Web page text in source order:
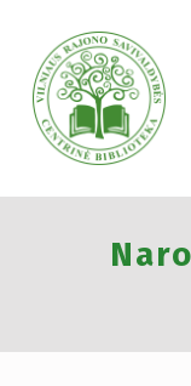
VILNIAUS RAJONO SAVIVALDYBĖS CENTRINĖ BIBLIOTEKA
VILNIAUS RAJONO SAVIVALDYBĖS CENTRINĖ BIBLIOTEKA KVIEČIA VISUS PRISIJUNGTI PRIE VISUOTINĖS PILIETINĖS INICIATYVOS „ATMINTIS GYVA, NES LIUDIJA“ IR UŽDEGTI ATMINIMO.